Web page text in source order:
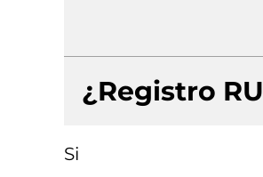
¿Registro
Si